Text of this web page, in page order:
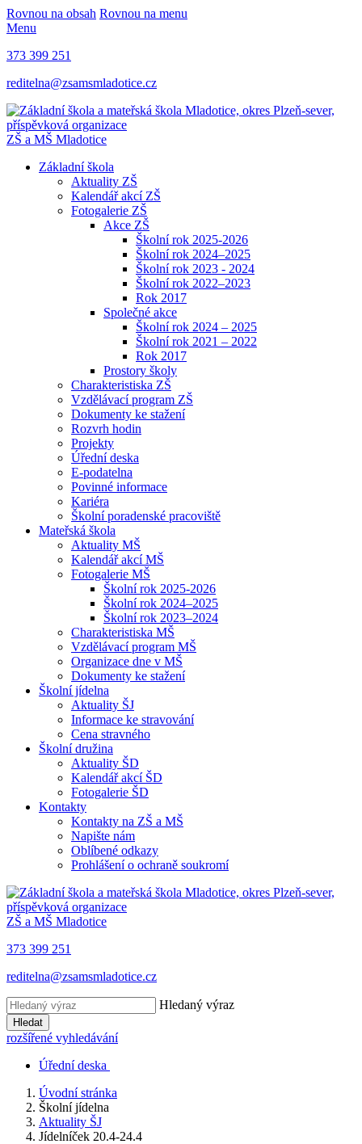
Rovnou na obsah Rovnou na menu
Menu
373 399 251
reditelna@zsamsmladotice.cz
ZŠ a MŠ Mladotice
Základní škola
Aktuality ZŠ
Kalendář akcí ZŠ
Fotogalerie ZŠ
Akce ZŠ
Školní rok 2025-2026
Školní rok 2024–2025
Školní rok 2023 - 2024
Školní rok 2022–2023
Rok 2017
Společné akce
Školní rok 2024 – 2025
Školní rok 2021 – 2022
Rok 2017
Prostory školy
Charakteristiska ZŠ
Vzdělávací program ZŠ
Dokumenty ke stažení
Rozvrh hodin
Projekty
Úřední deska
E-podatelna
Povinné informace
Kariéra
Školní poradenské pracoviště
Mateřská škola
Aktuality MŠ
Kalendář akcí MŠ
Fotogalerie MŠ
Školní rok 2025-2026
Školní rok 2024–2025
Školní rok 2023–2024
Charakteristiska MŠ
Vzdělávací program MŠ
Organizace dne v MŠ
Dokumenty ke stažení
Školní jídelna
Aktuality ŠJ
Informace ke stravování
Cena stravného
Školní družina
Aktuality ŠD
Kalendář akcí ŠD
Fotogalerie ŠD
Kontakty
Kontakty na ZŠ a MŠ
Napište nám
Oblíbené odkazy
Prohlášení o ochraně soukromí
ZŠ a MŠ Mladotice
373 399 251
reditelna@zsamsmladotice.cz
Hledaný výraz
Hledat
rozšířené vyhledávání
Úřední deska
Úvodní stránka
Školní jídelna
Aktuality ŠJ
Jídelníček 20.4-24.4